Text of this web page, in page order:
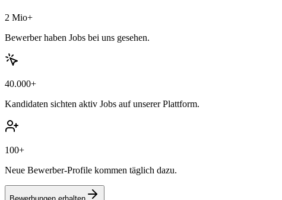
2 Mio+
Bewerber haben Jobs bei uns gesehen.
40.000+
Kandidaten sichten aktiv Jobs auf unserer Plattform.
100+
Neue Bewerber-Profile kommen täglich dazu.